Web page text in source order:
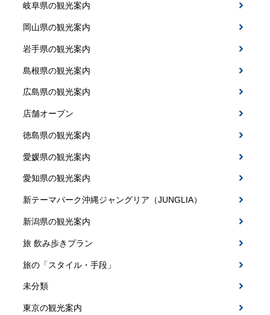
岐阜県の観光案内
岡山県の観光案内
岩手県の観光案内
島根県の観光案内
広島県の観光案内
店舗オープン
徳島県の観光案内
愛媛県の観光案内
愛知県の観光案内
新テーマパーク沖縄ジャングリア（JUNGLIA）
新潟県の観光案内
旅 飲み歩きプラン
旅の「スタイル・手段」
未分類
東京の観光案内